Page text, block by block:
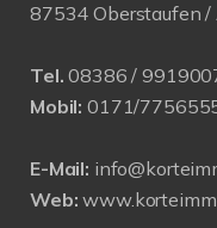
87534 Oberstaufen /
Tel. 08386 /
Mobil: 0171/
E-Mail:
Web: